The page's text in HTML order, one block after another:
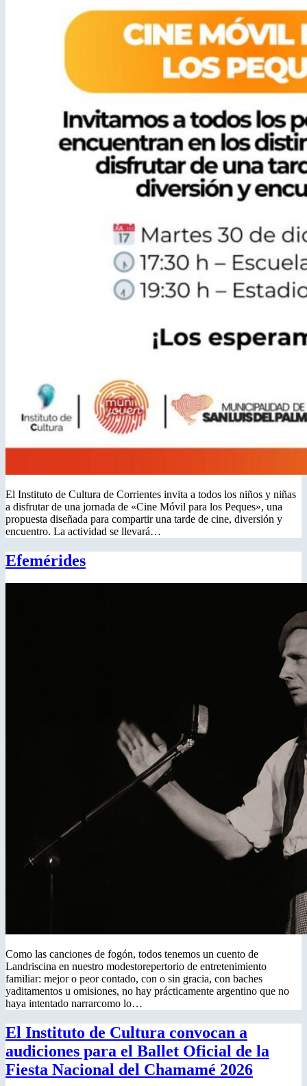
El Instituto de Cultura de Corrientes invita a todos los niños y niñas
a disfrutar de una jornada de «Cine Móvil para los Peques», una
propuesta diseñada para compartir una tarde de cine, diversión y
encuentro. La actividad se llevará…
Efemérides
Como las canciones de fogón, todos tenemos un cuento de
Landriscina en nuestro modestorepertorio de entretenimiento
familiar: mejor o peor contado, con o sin gracia, con baches
yaditamentos u omisiones, no hay prácticamente argentino que no
haya intentado narrarcomo lo…
El Instituto de Cultura convocan a
audiciones para el Ballet Oficial de la
Fiesta Nacional del Chamamé 2026